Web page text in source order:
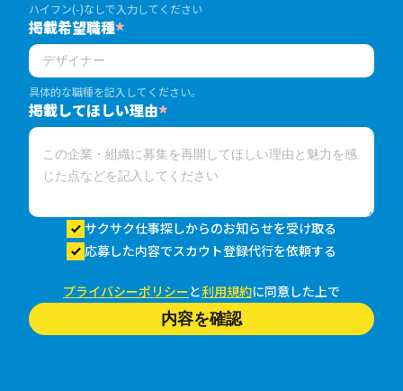
ハイフン(-)なしで入力してください
掲載希望職種*
具体的な職種を記入してください。
掲載してほしい理由*
サクサク仕事探しからのお知らせを受け取る
応募した内容でスカウト登録代行を依頼する
プライバシーポリシーと利用規約に同意した上で
内容を確認